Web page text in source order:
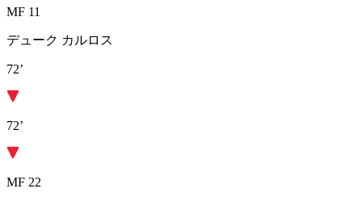
MF 11
デューク カルロス
72’
72’
MF 22